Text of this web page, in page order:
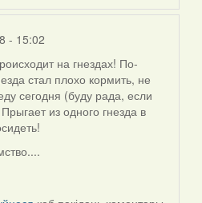
- 15:02
на гнездах! По-
стал плохо кормить, не
сегодня (буду рада, если
из одного гнезда в